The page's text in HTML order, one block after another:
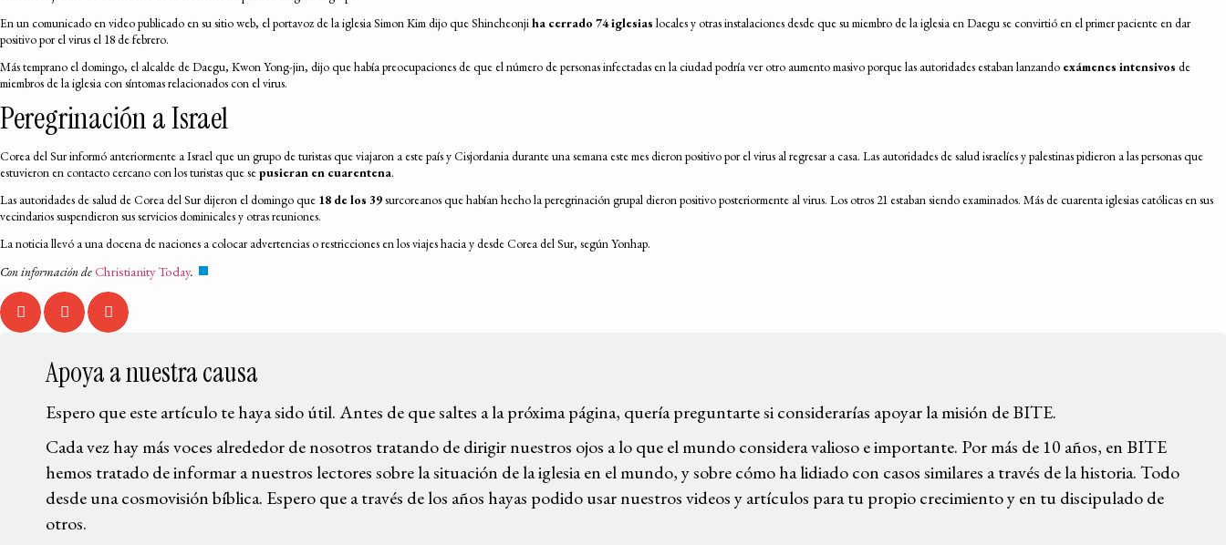
En un comunicado en video publicado en su sitio web, el portavoz de la iglesia Simon Kim dijo que Shincheonjiha cerrado 74 iglesias locales y otras instalaciones desde que su miembro de la iglesia en Daegu se convirtió en el primer paciente en dar
positivo por el virus el 18 de febrero.
Más temprano el domingo, el alcalde de Daegu, Kwon Yong-jin, dijo que había preocupaciones de que el número de personas infectadas en la ciudad podría ver otro aumento masivo porque las autoridades estaban lanzando exámenes intensivos de
miembros de la iglesia con síntomas relacionados con el virus.
Peregrinación a Israel
Corea del Sur informó anteriormente a Israel que un grupo de turistas que viajaron a este país y Cisjordania durante una semana este mes dieron positivo por el virus al regresar a casa. Las autoridades de salud israelíes y palestinas pidieron a las personas que
estuvieron en contacto cercano con los turistas que sepusieran en cuarentena.
Las autoridades de salud de Corea del Sur dijeron el domingo que 18 de los 39surcoreanos que habían hecho la peregrinación grupal dieron positivo posteriormente al virus. Los otros 21 estaban siendo examinados. Más de cuarenta iglesias católicas en sus
vecindarios suspendieron sus servicios dominicales y otras reuniones.
La noticia llevó a una docena de naciones a colocar advertencias o restricciones en los viajes hacia y desde Corea del Sur, según Yonhap.
Con información deChristianity Today.
Apoya a nuestra causa
Espero que este artículo te haya sido útil. Antes de que saltes a la próxima página, quería preguntarte si considerarías apoyar la misión de BITE.
Cada vez hay más voces alrededor de nosotros tratando de dirigir nuestros ojos a lo que el mundo considera valioso e importante. Por más de 10 años, en BITE
hemos tratado de informar a nuestros lectores sobre la situación de la iglesia en el mundo, y sobre cómo ha lidiado con casos similares a través de la historia. Todo
desde una cosmovisión bíblica. Espero que a través de los años hayas podido usar nuestros videos y artículos para tu propio crecimiento y en tu discipulado de
otros.